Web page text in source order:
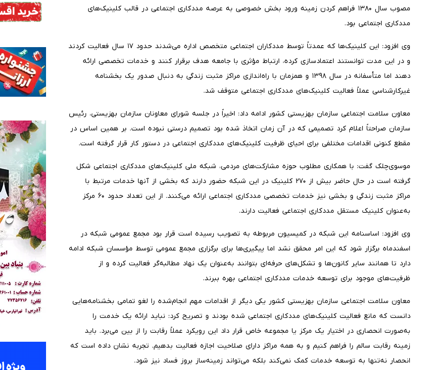
مصوب سال ۱۳۸۰ فراهم کردن زمینه ورود بخش خصوصی به عرصه مددکاری اجتماعی در قالب کلینیک‌های
مددکاری اجتماعی بود.
وی افزود: این کلینیک‌ها که عمدتاً توسط مددکاران اجتماعی متخصص اداره می‌شدند حدود ۱۷ سال فعالیت کردند
و در این مدت توانستند اعتمادسازی کرده، ارتباط مؤثری با جامعه هدف برقرار کنند و خدمات تخصصی ارائه
دهند اما متأسفانه در سال ۱۳۹۸ و همزمان با راه‌اندازی مراکز مثبت زندگی به دنبال صدور یک بخشنامه
غیرکارشناسی عملاً فعالیت کلینیک‌های مددکاری اجتماعی متوقف شد.
معاون سلامت اجتماعی سازمان بهزیستی کشور ادامه داد: اخیراً در جلسه شورای معاونان سازمان بهزیستی، رئیس
سازمان صراحتاً اعلام کرد تصمیمی که در آن زمان اتخاذ شده بود تصمیم درستی نبوده است. بر همین اساس در
مقطع کنونی اقدامات مختلفی برای احیای ظرفیت کلینیک‌های مددکاری اجتماعی در دستور کار قرار گرفته است.
موسوی‌چلک گفت: با همکاری مطلوب حوزه مشارکت‌های مردمی، شبکه ملی کلینیک‌های مددکاری اجتماعی شکل
گرفته است در حال حاضر بیش از ۲۷۰ کلینیک در این شبکه حضور دارند که بخشی از آنها خدمات مرتبط با
مراکز مثبت زندگی و بخشی نیز خدمات تخصصی مددکاری اجتماعی ارائه می‌کنند. از این تعداد حدود ۶۰ مرکز
به‌عنوان کلینیک مستقل مددکاری اجتماعی فعالیت دارند.
وی افزود: اساسنامه این شبکه در کمیسیون مربوطه به تصویب رسیده است قرار بود مجمع عمومی شبکه در
اسفندماه برگزار شود که این امر محقق نشد اما پیگیری‌ها برای برگزاری مجمع عمومی توسط مؤسسان شبکه ادامه
دارد تا همانند سایر کانون‌ها و تشکل‌های حرفه‌ای بتوانند به‌عنوان یک نهاد مطالبه‌گر فعالیت کرده و از
ظرفیت‌های موجود برای توسعه خدمات مددکاری اجتماعی بهره ببرند.
معاون سلامت اجتماعی سازمان بهزیستی کشور یکی دیگر از اقدامات مهم انجام‌شده را لغو تمامی بخشنامه‌هایی
دانست که مانع فعالیت کلینیک‌های مددکاری اجتماعی شده بودند و تصریح کرد: نباید ارائه یک خدمت را
به‌صورت انحصاری در اختیار یک مرکز یا مجموعه خاص قرار داد این رویکرد عملاً رقابت را از بین می‌برد. باید
زمینه رقابت سالم را فراهم کنیم و به همه مراکز دارای صلاحیت اجازه فعالیت بدهیم. تجربه نشان داده است که
انحصار نه‌تنها به توسعه خدمات کمک نمی‌کند بلکه می‌تواند زمینه‌ساز بروز فساد نیز شود.